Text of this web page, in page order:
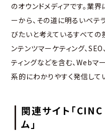
のオウンドメディアです。業
ーから、その道に明るいベテ
びたいと考えているすべての
ンテンツマーケティング、
ティングなどを含む、Webマ
系的にわかりやすく発信して
関連サイト「
ム」